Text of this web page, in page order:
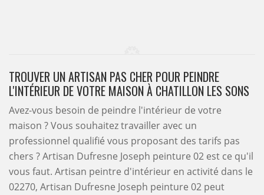
TROUVER UN ARTISAN PAS CHER POUR PEINDRE
L'INTÉRIEUR DE VOTRE MAISON À CHATILLON LES SONS
Avez-vous besoin de peindre l'intérieur de votre
maison ? Vous souhaitez travailler avec un
professionnel qualifié vous proposant des tarifs pas
chers ? Artisan Dufresne Joseph peinture 02 est ce qu'il
vous faut. Artisan peintre d'intérieur en activité dans le
02270, Artisan Dufresne Joseph peinture 02 peut